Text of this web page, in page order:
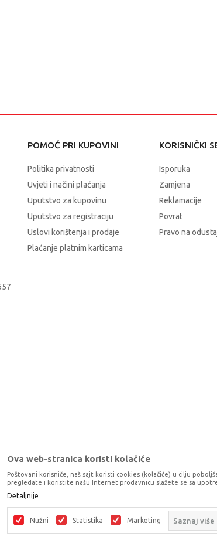
POMOĆ PRI KUPOVINI
Politika privatnosti
Uvjeti i načini plaćanja
Uputstvo za kupovinu
Uputstvo za registraciju
Uslovi korištenja i prodaje
Plaćanje platnim karticama
KORISNIČKI
Isporuka
Zamjena
Reklamacije
Povrat
Pravo na
kompletni i bez grešaka. Svi artikli prikazani na sajtu su dio
www.dexyco.ba, IzradaNB
Ova web-stranica koristi kolačiće
Poštovani korisniče, naš sajt koristi cookies (kolačiće) u cilju
pregledate i koristite našu Internet prodavnicu slažete se sa
Detaljnije
Nužni Statistika Marketing Saznaj više